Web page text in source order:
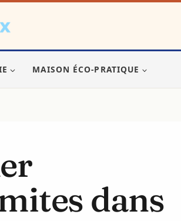
MAISON ÉCO-PRATIQUE
dans